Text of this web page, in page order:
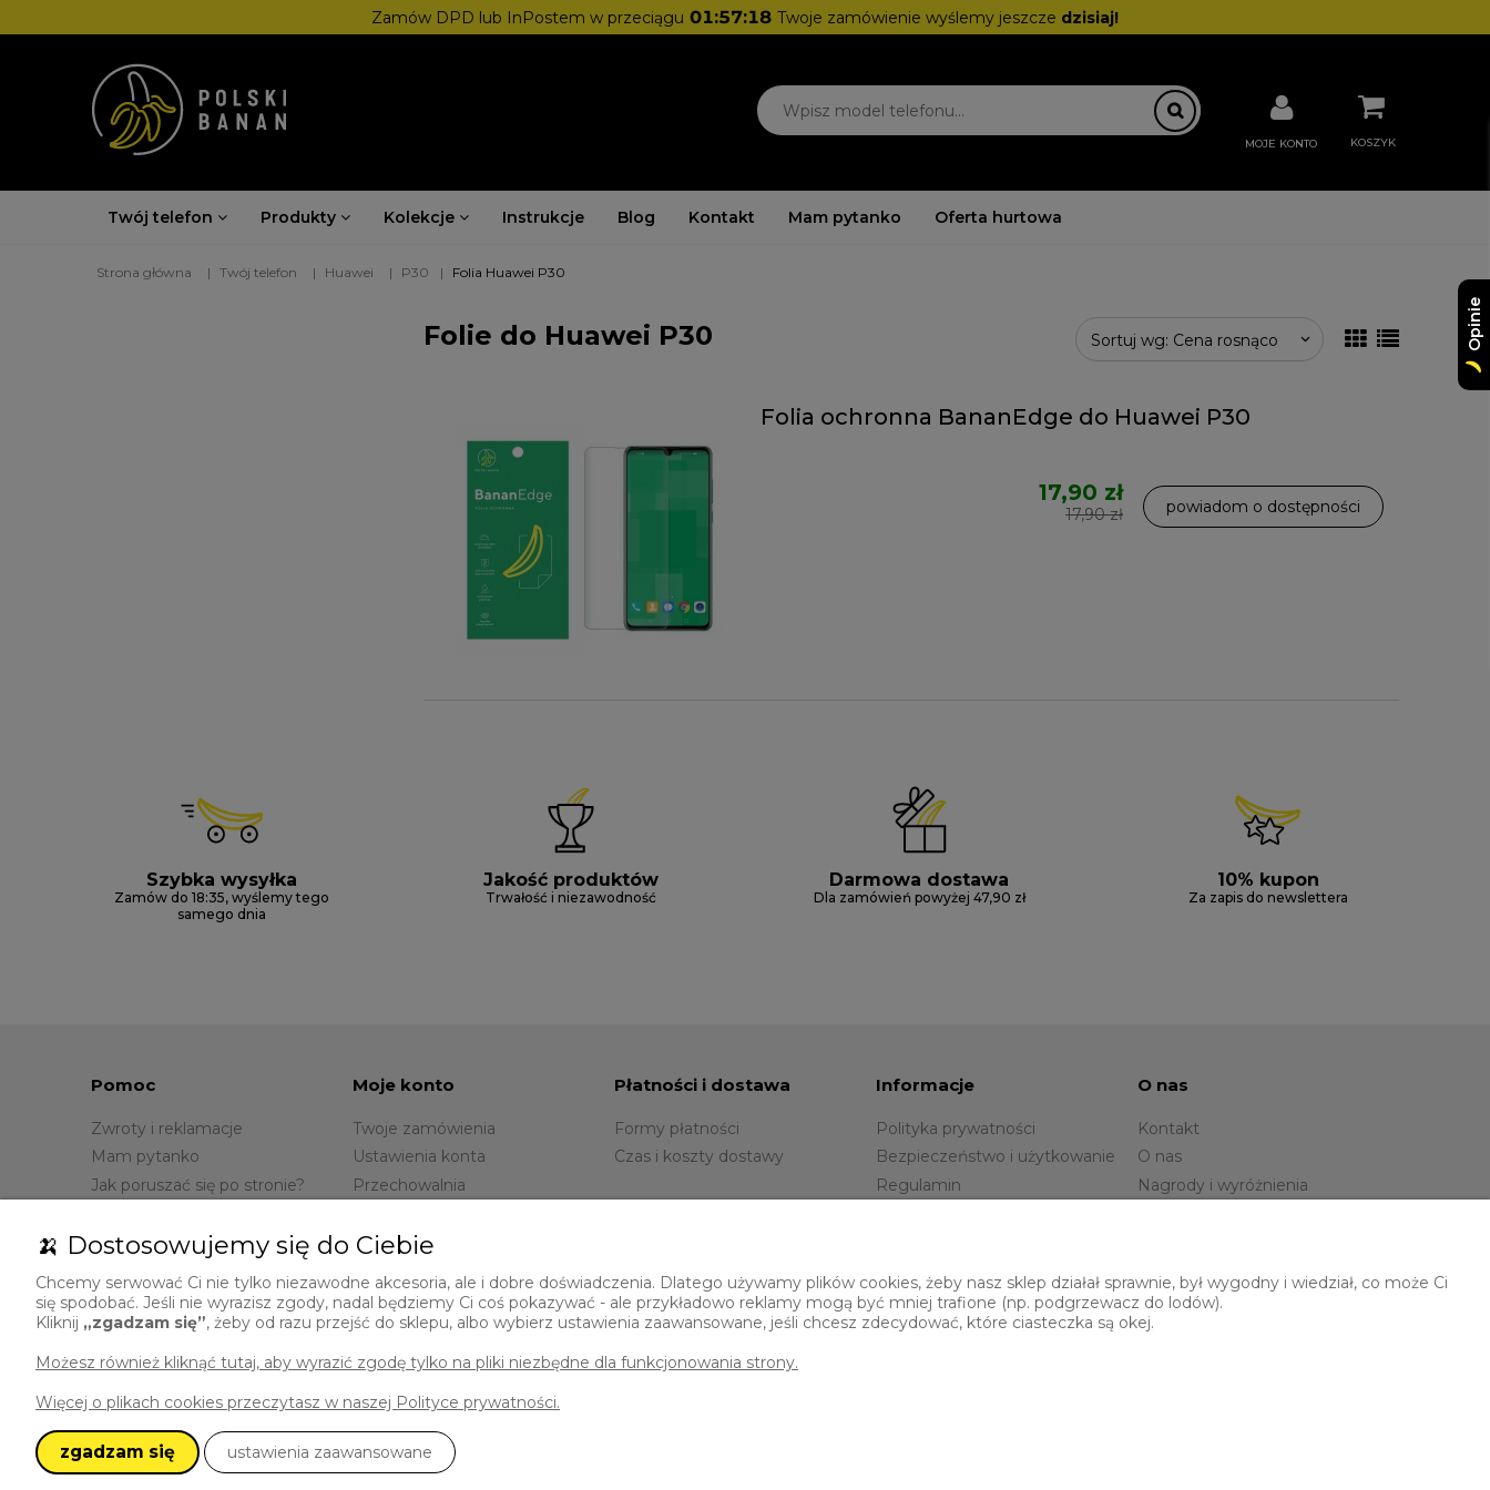
Zamów DPD lub InPostem w przeciągu 01:57:18 Twoje zamówienie wyślemy jeszcze dzisiaj!
KOSZYK
MOJE KONTO
Twój telefon Produkty Kolekcje Instrukcje Blog Kontakt Mam pytanko Oferta hurtowa
Strona główna Twój telefon Huawei P30 Folia Huawei P30
Folie do Huawei P30 Sortuj wg: Cena rosnąco
Folia ochronna BananEdge do Huawei P30
17,90 zł
17,90 zł powiadom o dostępności
Szybka wysyłka
Zamów do 18:35, wyślemy tego
samego dnia
Jakość produktów
Trwałość i niezawodność
Darmowa dostawa
Dla zamówień powyżej 47,90 zł
10% kupon
Za zapis do newslettera
Pomoc
Zwroty i reklamacje
Mam pytanko
Jak poruszać się po stronie?
Moje konto
Twoje zamówienia
Ustawienia konta
Przechowalnia
Płatności i dostawa
Formy płatności
Czas i koszty dostawy
Informacje
Polityka prywatności
Bezpieczeństwo i użytkowanie
Regulamin
O nas
Kontakt
O nas
Nagrody i wyróżnienia
Masz pytania?Zapraszamy do kontaktu:
729 492 307
sklep@polskibanan.pl
🍌 Dostosowujemy się do Ciebie
Chcemy serwować Ci nie tylko niezawodne akcesoria, ale i dobre doświadczenia. Dlatego używamy plików cookies, żeby nasz sklep działał sprawnie, był wygodny i wiedział, co może Ci
się spodobać. Jeśli nie wyrazisz zgody, nadal będziemy Ci coś pokazywać - ale przykładowo reklamy mogą być mniej trafione (np. podgrzewacz do lodów).
Kliknij „zgadzam się”, żeby od razu przejść do sklepu, albo wybierz ustawienia zaawansowane, jeśli chcesz zdecydować, które ciasteczka są okej.
Możesz również kliknąć tutaj, aby wyrazić zgodę tylko na pliki niezbędne dla funkcjonowania strony.
Więcej o plikach cookies przeczytasz w naszej Polityce prywatności.
zgadzam się ustawienia zaawansowane
Opinie